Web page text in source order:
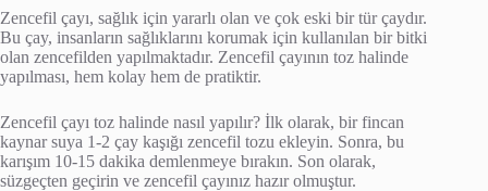
Zencefil çayı, sağlık için yararlı olan ve çok eski bir tür çaydır.
Bu çay, insanların sağlıklarını korumak için kullanılan bir bitki
olan zencefilden yapılmaktadır. Zencefil çayının toz halinde
yapılması, hem kolay hem de pratiktir.
Zencefil çayı toz halinde nasıl yapılır? İlk olarak, bir fincan
kaynar suya 1-2 çay kaşığı zencefil tozu ekleyin. Sonra, bu
karışım 10-15 dakika demlenmeye bırakın. Son olarak,
süzgeçten geçirin ve zencefil çayınız hazır olmuştur.